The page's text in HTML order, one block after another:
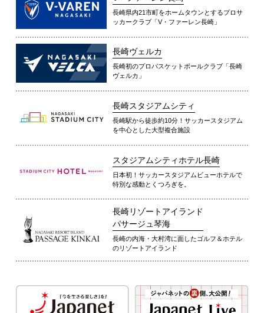
長崎県内21市町をホームタウンとするプロサ
ッカークラブ「V・ファーレン長崎」
長崎ヴェルカ
長崎初のプロバスケットボールクラブ「長崎
ヴェルカ」
長崎スタジアムシティ
長崎駅から徒歩約10分！サッカースタジアム
を中心とした大型複合施設
スタジアムシティホテル長崎
日本初！サッカースタジアムビューホテルで
特別な感動とくつろぎを。
長崎リゾートアイランド
パサージュ琴海
長崎の内海・大村湾に面したゴルフ＆ホテル
のリゾートアイランド